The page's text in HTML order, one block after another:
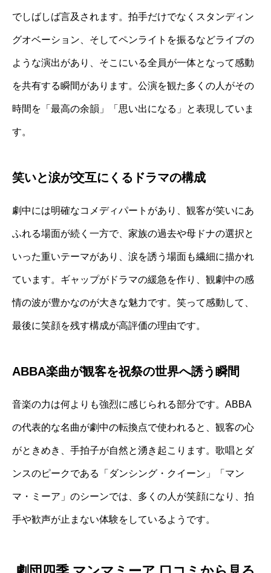
でしばしば言及されます。拍手だけでなくスタンディン
グオベーション、そしてペンライトを振るなどライブの
ような演出があり、そこにいる全員が一体となって感動
を共有する瞬間があります。公演を観た多くの人がその
時間を「最高の余韻」「思い出になる」と表現していま
す。
笑いと涙が交互にくるドラマの構成
劇中には明確なコメディパートがあり、観客が笑いにあ
ふれる場面が続く一方で、家族の過去や母ドナの選択と
いった重いテーマがあり、涙を誘う場面も繊細に描かれ
ています。ギャップがドラマの緩急を作り、観劇中の感
情の波が豊かなのが大きな魅力です。笑って感動して、
最後に笑顔を残す構成が高評価の理由です。
ABBA楽曲が観客を祝祭の世界へ誘う瞬間
音楽の力は何よりも強烈に感じられる部分です。ABBA
の代表的な名曲が劇中の転換点で使われると、観客の心
がときめき、手拍子が自然と湧き起こります。歌唱とダ
ンスのピークである「ダンシング・クイーン」「マン
マ・ミーア」のシーンでは、多くの人が笑顔になり、拍
手や歓声が止まない体験をしているようです。